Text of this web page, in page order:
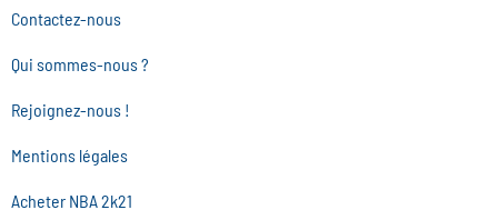
Contactez-nous
Qui sommes-nous ?
Rejoignez-nous !
Mentions légales
Acheter NBA 2k21